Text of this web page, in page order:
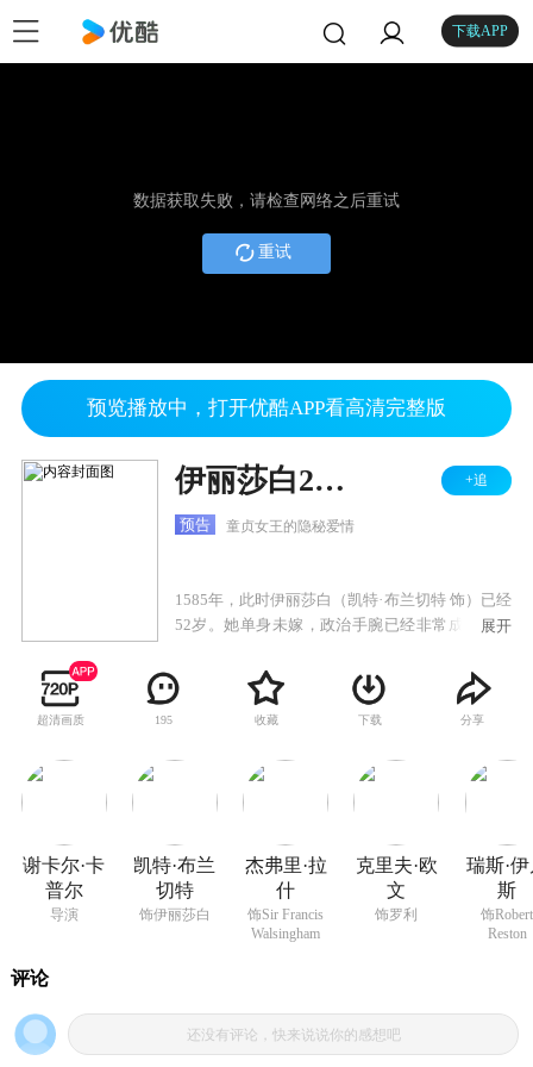
下载APP
数据获取失败，请检查网络之后重试
重试
预览播放中，打开优酷APP看高清完整版
伊丽莎白2：黄金时代 +追
预告 童贞女王的隐秘爱情
1585年，此时伊丽莎白（凯特·布兰切特 饰）已经
52岁。她单身未嫁，政治手腕已经非常成熟，处
人们信仰罗马天主教。然而，却屡屡受到苏格兰
女王玛丽·斯图亚特（萨曼莎·莫顿 饰）的种种对
抗，玛丽·斯图亚特甚至派杀手暗杀伊丽莎白，结
敌。西班牙和英国之间的宗教差异，加之海盗活
动猖獗的现况，使得两国矛盾日渐尖锐，为日后
外新鲜的探险经历在女王面前出现，令女王多年
尘封的心有了悸动。然而，女王的爱情注定了要
屈服于国家的利益。在英国与西班牙的战争中，
女王展现出的强大魄力，成功的把大不列颠推向
展开
超清画质 195 收藏 下载 分享
谢卡尔·卡
普尔
导演
凯特·布兰
切特
饰伊丽莎白
杰弗里·拉
什
饰Sir Francis
Walsingham
克里夫·欧
文
饰罗利
瑞斯·
斯
饰Robert
Reston